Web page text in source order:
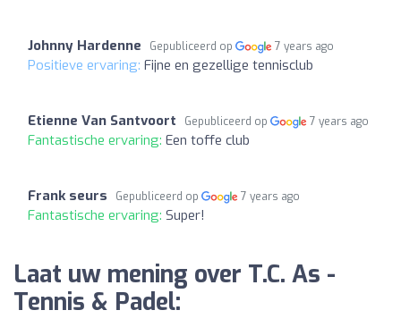
Johnny Hardenne Gepubliceerd op 7 years ago
Positieve ervaring: Fijne en gezellige tennisclub
Etienne Van Santvoort Gepubliceerd op 7 years ago
Fantastische ervaring: Een toffe club
Frank seurs Gepubliceerd op 7 years ago
Fantastische ervaring: Super!
Laat uw mening over T.C. As -
Tennis & Padel: